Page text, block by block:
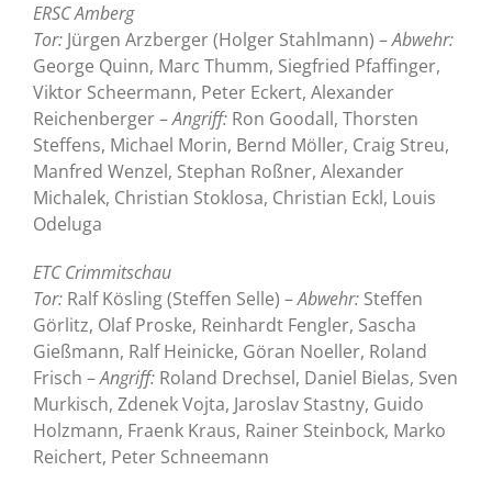
ERSC Amberg
Tor: Jürgen Arzberger (Holger Stahlmann) –Abwehr:
George Quinn, Marc Thumm, Siegfried Pfaffinger,
Viktor Scheermann, Peter Eckert, Alexander
Reichenberger –Angriff: Ron Goodall, Thorsten
Steffens, Michael Morin, Bernd Möller, Craig Streu,
Manfred Wenzel, Stephan Roßner, Alexander
Michalek, Christian Stoklosa, Christian Eckl, Louis
Odeluga
ETC Crimmitschau
Tor: Ralf Kösling (Steffen Selle) –Abwehr: Steffen
Görlitz, Olaf Proske, Reinhardt Fengler, Sascha
Gießmann, Ralf Heinicke, Göran Noeller, Roland
Frisch –Angriff: Roland Drechsel, Daniel Bielas, Sven
Murkisch, Zdenek Vojta, Jaroslav Stastny, Guido
Holzmann, Fraenk Kraus, Rainer Steinbock, Marko
Reichert, Peter Schneemann